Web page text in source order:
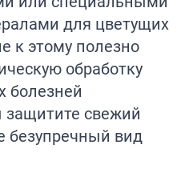
для цветущих
к этому полезно
обработку
болезней
защитите свежий
безупречный вид